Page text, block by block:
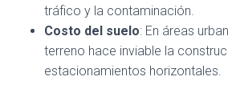
tráfico y la contaminación.
Costo del suelo: En áreas
terreno hace inviable la
estacionamientos horizontales.